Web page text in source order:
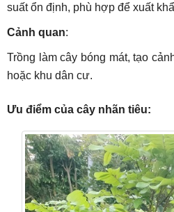
suất ổn định, phù hợp để xuất
Cảnh quan:
Trồng làm cây bóng mát, tạo
hoặc khu dân cư.
Ưu điểm của cây nhãn tiêu: